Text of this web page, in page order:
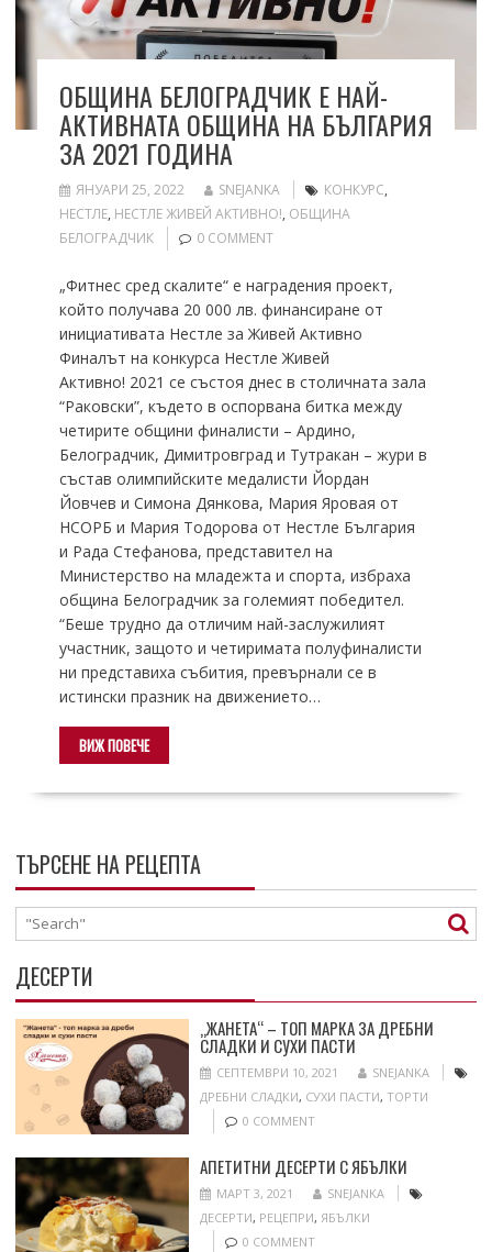
ОБЩИНА БЕЛОГРАДЧИК Е НАЙ-
АКТИВНАТА ОБЩИНА НА БЪЛГАРИЯ
ЗА 2021 ГОДИНА
ЯНУАРИ 25, 2022 SNEJANKA КОНКУРС,
НЕСТЛЕ, НЕСТЛЕ ЖИВЕЙ АКТИВНО!, ОБЩИНА
БЕЛОГРАДЧИК
0 COMMENT
„Фитнес сред скалите“ е наградения проект,
който получава 20 000 лв. финансиране от
инициативата Нестле за Живей Активно
Финалът на конкурса Нестле Живей
Активно! 2021 се състоя днес в столичната зала
“Раковски”, където в оспорвана битка между
четирите общини финалисти – Ардино,
Белоградчик, Димитровград и Тутракан – жури в
състав олимпийските медалисти Йордан
Йовчев и Симона Дянкова, Мария Яровая от
НСОРБ и Мария Тодорова от Нестле България
и Рада Стефанова, представител на
Министерство на младежта и спорта, избраха
община Белоградчик за големият победител.
“Беше трудно да отличим най-заслужилият
участник, защото и четиримата полуфиналисти
ни представиха събития, превърнали се в
истински празник на движението…
ВИЖ ПОВЕЧЕ
ТЪРСЕНЕ НА РЕЦЕПТА
ДЕСЕРТИ
„ЖАНЕТА“ – ТОП МАРКА ЗА ДРЕБНИ
СЛАДКИ И СУХИ ПАСТИ
СЕПТЕМВРИ 10, 2021
SNEJANKA
ДРЕБНИ СЛАДКИ, СУХИ ПАСТИ, ТОРТИ
0 COMMENT
АПЕТИТНИ ДЕСЕРТИ С ЯБЪЛКИ
МАРТ 3, 2021
SNEJANKA
ДЕСЕРТИ, РЕЦЕПРИ, ЯБЪЛКИ
0 COMMENT